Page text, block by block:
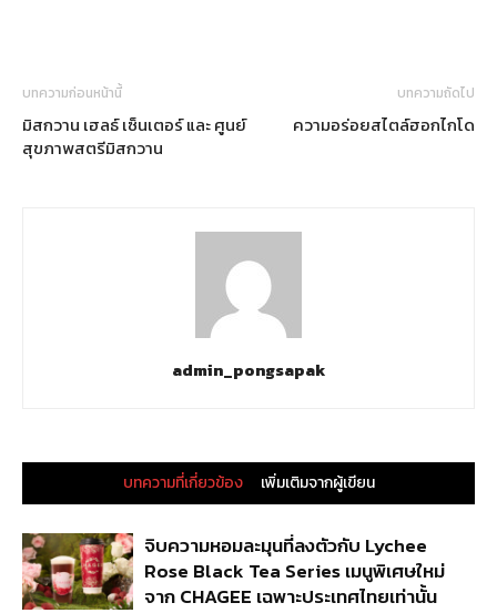
บทความก่อนหน้านี้
มิสกวาน เฮลธ์ เซ็นเตอร์ และ ศูนย์
สุขภาพสตรีมิสกวาน
บทความถัดไป
ความอร่อยสไตล์ฮอกไกโด
admin_pongsapak
บทความที่เกี่ยวข้อง เพิ่มเติมจากผู้เขียน
จิบความหอมละมุนที่ลงตัวกับ Lychee
Rose Black Tea Series เมนูพิเศษใหม่
จาก CHAGEE เฉพาะประเทศไทยเท่านั้น